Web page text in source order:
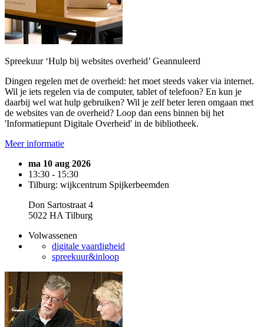
Spreekuur ‘Hulp bij websites overheid’ Geannuleerd
Dingen regelen met de overheid: het moet steeds vaker via internet.
Wil je iets regelen via de computer, tablet of telefoon? En kun je
daarbij wel wat hulp gebruiken? Wil je zelf beter leren omgaan met
de websites van de overheid? Loop dan eens binnen bij het
'Informatiepunt Digitale Overheid' in de bibliotheek.
Meer informatie
ma 10 aug 2026
13:30 - 15:30
Tilburg: wijkcentrum Spijkerbeemden
Don Sartostraat 4
5022 HA Tilburg
Volwassenen
digitale vaardigheid
spreekuur&inloop